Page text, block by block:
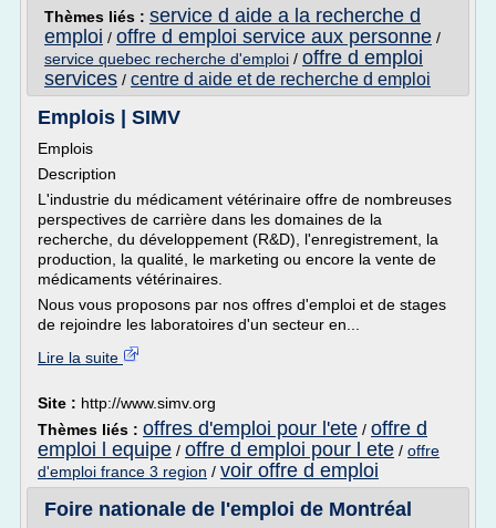
Thèmes liés : service d aide a la recherche d
emploi / offre d emploi service aux personne /
service quebec recherche d'emploi / offre d emploi
services / centre d aide et de recherche d emploi
Emplois | SIMV
Emplois
Description
L'industrie du médicament vétérinaire offre de nombreuses
perspectives de carrière dans les domaines de la
recherche, du développement (R&D), l'enregistrement, la
production, la qualité, le marketing ou encore la vente de
médicaments vétérinaires.
Nous vous proposons par nos offres d'emploi et de stages
de rejoindre les laboratoires d'un secteur en...
Lire la suite
Site : http://www.simv.org
Thèmes liés : offres d'emploi pour l'ete / offre d
emploi l equipe / offre d emploi pour l ete / offre
d'emploi france 3 region / voir offre d emploi
Foire nationale de l'emploi de Montréal